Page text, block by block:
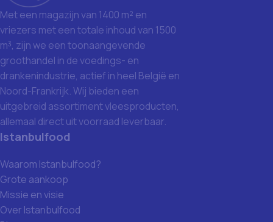
Met een magazijn van 1400 m² en
vriezers met een totale inhoud van 1500
m³, zijn we een toonaangevende
groothandel in de voedings- en
drankenindustrie, actief in heel België en
Noord-Frankrijk. Wij bieden een
uitgebreid assortiment vleesproducten,
allemaal direct uit voorraad leverbaar.
Istanbulfood
Waarom Istanbulfood?
Grote aankoop
Missie en visie
Over Istanbulfood